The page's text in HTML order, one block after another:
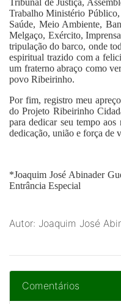
Tribunal de Justiça,
Trabalho Ministério Público,
Saúde, Meio Ambiente,
Melgaço, Exército,
tripulação do barco, onde
espiritual trazido com a
um fraterno abraço como
povo Ribeirinho.
Por fim, registro meu
do Projeto Ribeirinho
para dedicar seu tempo
dedicação, união e força de
*Joaquim José Abinader
Entrância Especial
Autor: Joaquim José
Comentários